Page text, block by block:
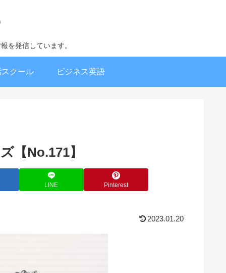
を発信しています。
クール ビジネス英語
【No.171】
LINE Pinterest
2023.01.20